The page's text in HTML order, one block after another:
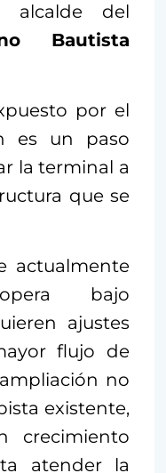
del
Bautista
por el
es un paso
la terminal a
que se
actualmente
bajo
ajustes
flujo de
no
existente,
crecimiento
atender la